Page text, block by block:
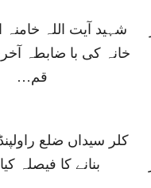
شہید آیت اللہ خامنہ
خانہ کی با ضابطہ
قم…
کلر سیداں ضلع
بنانے کا فیصلہ